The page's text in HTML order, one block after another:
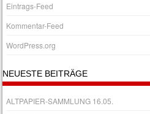
Eintrags-Feed
Kommentar-Feed
WordPress.org
NEUESTE BEITRÄGE
ALTPAPIER-SAMMLUNG 16.05.